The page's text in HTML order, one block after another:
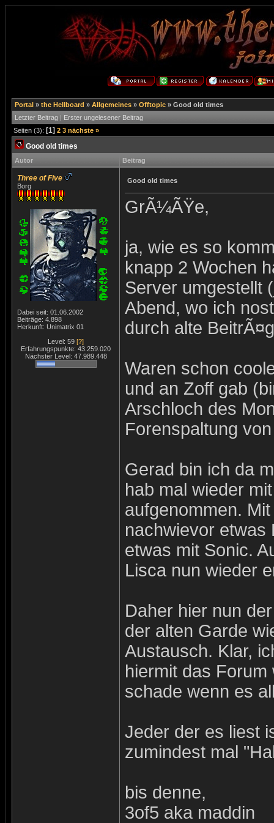
Portal » the Hellboard » Allgemeines » Offtopic » Good old times
Letzter Beitrag | Erster ungelesener Beitrag
Seiten (3): [1] 2 3 nächste »
Good old times
Autor Beitrag
Three of Five
Borg
Dabei seit: 01.06.2002
Beiträge: 4.898
Herkunft: Unimatrix 01
Level: 59 [?]
Erfahrungspunkte: 43.259.020
Nächster Level: 47.989.448
Good old times
GrÃ¼ÃŸe,
ja, wie es so
knapp 2 Wochen
Server umgestellt
Abend, wo ich
durch alte
Waren schon
und an Zoff gab
Arschloch des
Forenspaltung
Gerad bin ich da
hab mal wieder
aufgenommen.
nachwievor etwas
etwas mit Sonic.
Lisca nun wieder
Daher hier nun
der alten Garde
Austausch. Klar,
hiermit das
schade wenn es
Jeder der es liest
zumindest mal
bis denne,
3of5 aka maddin